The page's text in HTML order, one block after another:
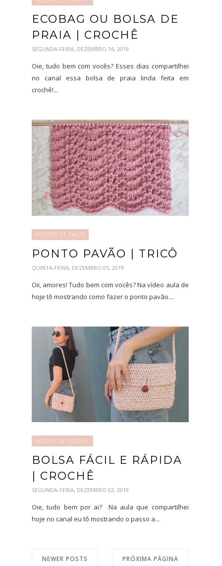
ECOBAG OU BOLSA DE
PRAIA | CROCHÊ
SEGUNDA-FEIRA, DEZEMBRO 16, 2019
Oie, tudo bem com vocês? Esses dias compartilhei
no canal essa bolsa de praia linda feita em
crochê!...
PONTOS DE TRICÔ
PONTO PAVÃO | TRICÔ
QUINTA-FEIRA, DEZEMBRO 05, 2019
Oii, amores! Tudo bem com vocês? Na vídeo aula de
hoje tô mostrando como fazer o ponto pavão....
BOLSAS DE CROCHÊ
BOLSA FÁCIL E RÁPIDA
| CROCHÊ
SEGUNDA-FEIRA, DEZEMBRO 02, 2019
Oie, tudo bem por ai? Na aula que compartilhei
hoje no canal eu tô mostrando o passo a...
NEWER POSTS PRÓXIMA PÁGINA